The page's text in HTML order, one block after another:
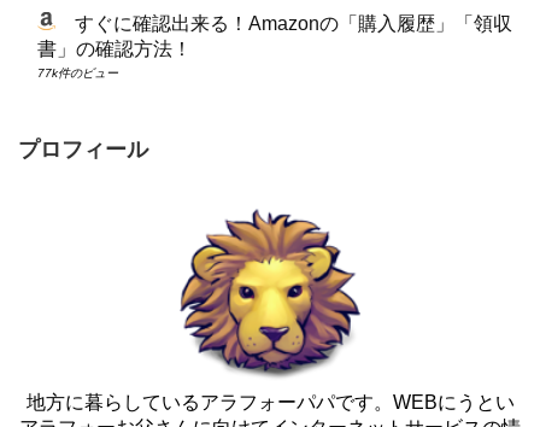
すぐに確認出来る！Amazonの「購入履歴」「領収
書」の確認方法！
77k件のビュー
プロフィール
地方に暮らしているアラフォーパパです。WEBにうとい